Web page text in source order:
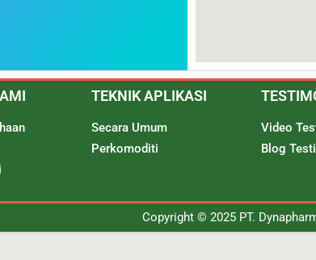
TEKNIK APLIKASI
Secara Umum
Perkomoditi
Video
Blog
Copyright © 2025 PT.